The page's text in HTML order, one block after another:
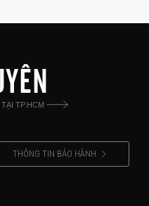
TP.HCM
THÔNG TIN BẢO HÀNH